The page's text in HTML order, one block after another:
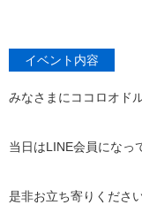
イベント内容
みなさまにココロオド
当日はLINE会員になっ
是非お立ち寄りくださ